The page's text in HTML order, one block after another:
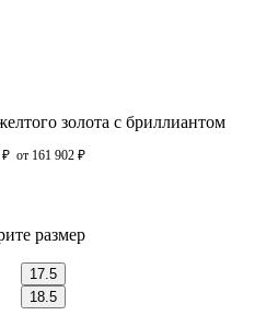
золота с бриллиантом
₽ от 161 902 ₽
размер
17.5
18.5